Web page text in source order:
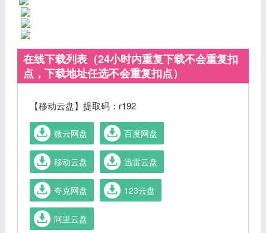
在线下载列表（24小时内重复下载不会重复扣
点，下载地址任选不会重复扣点）
【移动云盘】提取码：r192
微云网盘 百度网盘
移动云盘 迅雷云盘
夸克网盘 123云盘
阿里云盘